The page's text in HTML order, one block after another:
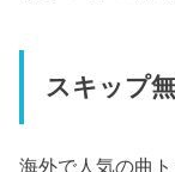
スキップ
海外で人気の曲